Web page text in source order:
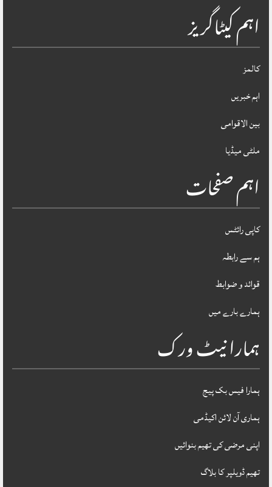
اہم کیٹاگریز
کالمز
اہم خبریں
بین الاقوامی
ملٹی میڈیا
اہم صفحات
کاپی رائٹس
ہم سے رابطہ
قوائد و ضوابط
ہمارے بارے میں
ہمارا نیٹ ورک
ہمارا فیس بک پیج
ہماری آن لائن اکیڈمی
اپنی مرضی کی تھیم بنوائیں
تھیم ڈویلپر کا بلاگ